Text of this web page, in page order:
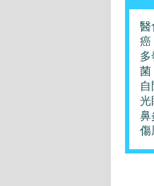
醫
癌
多
菌
自
光
鼻
傷